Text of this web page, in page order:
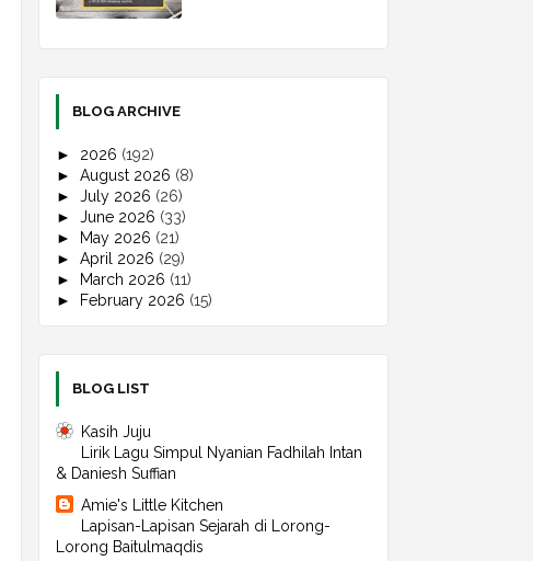
BLOG ARCHIVE
► 2026 (192)
► August 2026 (8)
► July 2026 (26)
► June 2026 (33)
►
May 2026 (21)
► April 2026 (29)
►
March 2026 (11)
►
February 2026 (15)
►November 2025
►
► September 2025
August 2025(60)
►July 2025(42)
► May 2025(39)
April 2025(31)
►March 2025(44)
BLOG LIST
Kasih Juju
Lirik Lagu Simpul Nyanian Fadhilah Intan
& Daniesh Suffian
Amie's Little Kitchen
Lapisan-Lapisan Sejarah di Lorong-
Lorong Baitulmaqdis